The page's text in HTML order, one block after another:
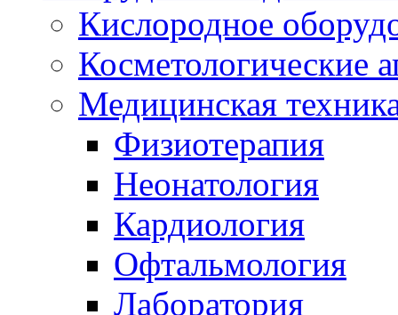
Кислородное
Косметологические
Медицинская
Физиотерапия
Неонатология
Кардиология
Офтальмология
Лаборатория